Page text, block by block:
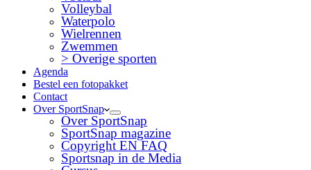
Volleybal
Waterpolo
Wielrennen
Zwemmen
> Overige sporten
Agenda
Bestel een fotopakket
Contact
Over SportSnap
Over SportSnap
SportSnap magazine
Copyright EN FAQ
Sportsnap in de Media